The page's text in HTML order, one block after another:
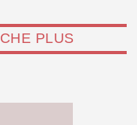
PLUS